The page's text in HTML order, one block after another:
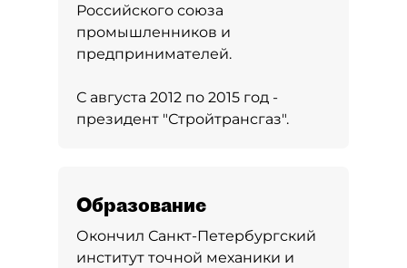
Российского союза
промышленников и
предпринимателей.
С августа 2012 по 2015 год -
президент "Стройтрансгаз".
Образование
Окончил Санкт-Петербургский
институт точной механики и